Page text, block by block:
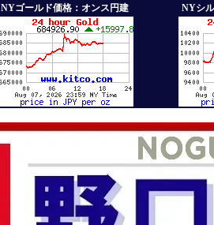
NYゴールド価格：オンス円建 NYシ